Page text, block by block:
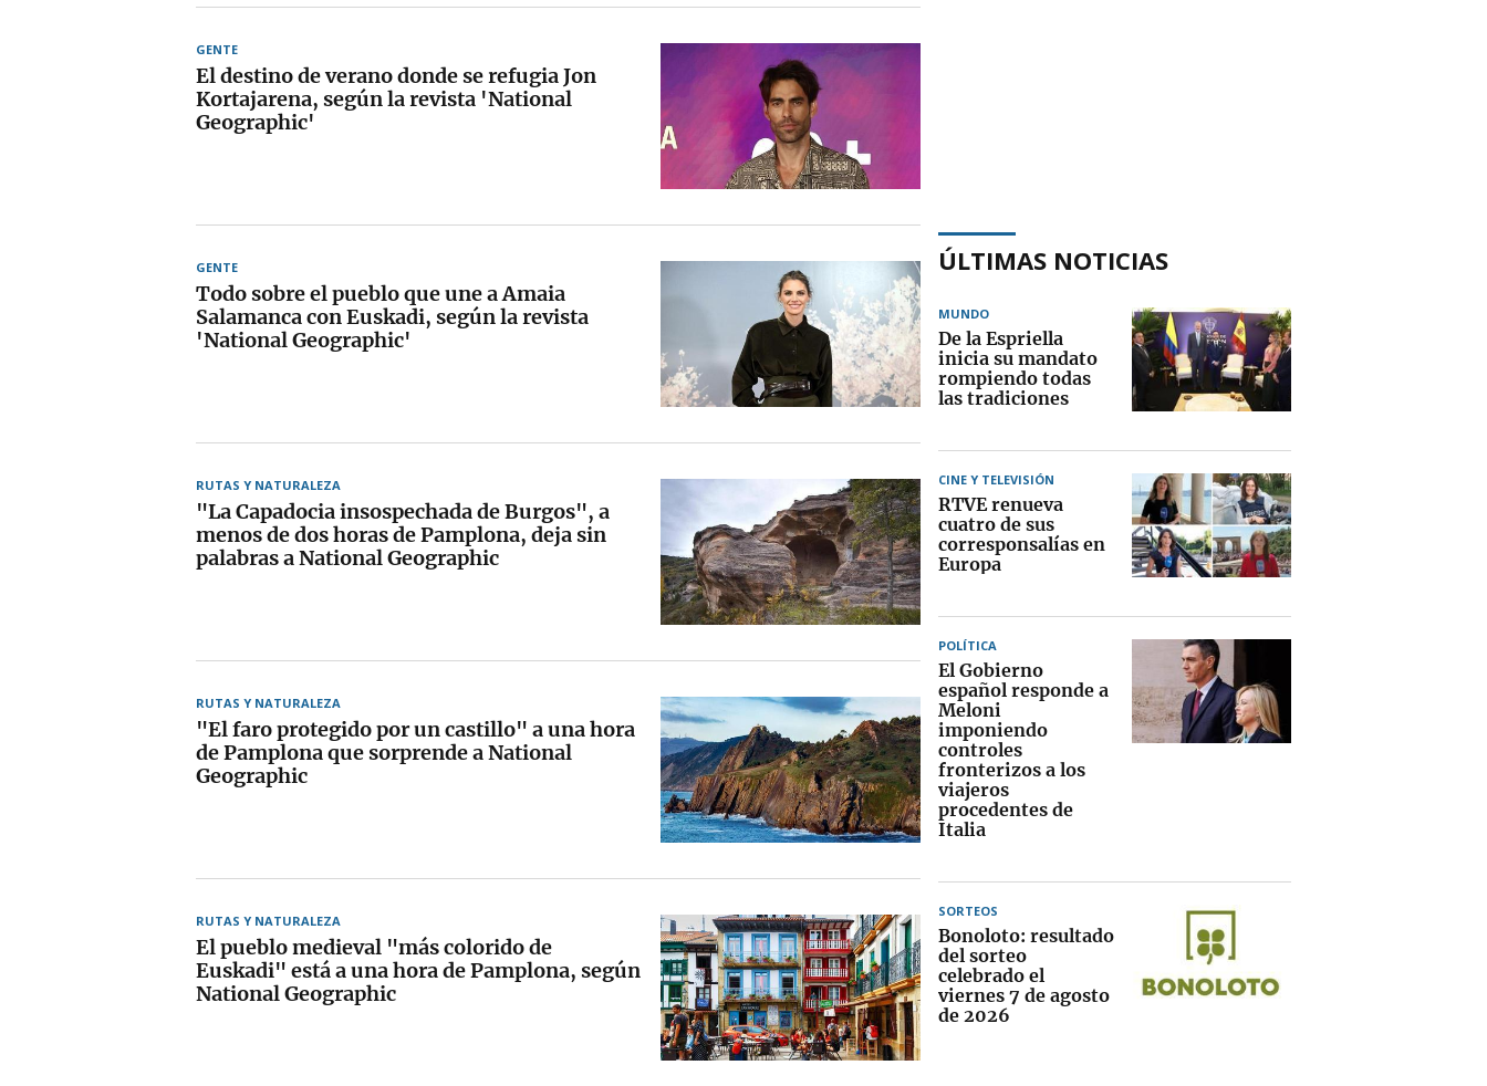
GENTE
El destino de verano donde se refugia Jon
Kortajarena, según la revista 'National
Geographic'
GENTE
Todo sobre el pueblo que une a Amaia
Salamanca con Euskadi, según la revista
'National Geographic'
RUTAS Y NATURALEZA
"La Capadocia insospechada de Burgos", a
menos de dos horas de Pamplona, deja sin
palabras a National Geographic
RUTAS Y NATURALEZA
"El faro protegido por un castillo" a una hora
de Pamplona que sorprende a National
Geographic
RUTAS Y NATURALEZA
El pueblo medieval "más colorido de
Euskadi" está a una hora de Pamplona, según
National Geographic
ÚLTIMAS NOTICIAS
MUNDO
De la Espriella
inicia su mandato
rompiendo todas
las tradiciones
CINE Y TELEVISIÓN
RTVE renueva
cuatro de sus
corresponsalías en
Europa
POLÍTICA
El Gobierno
español responde a
Meloni
imponiendo
controles
fronterizos a los
viajeros
procedentes de
Italia
SORTEOS
Bonoloto: resultado
del sorteo
celebrado el
viernes 7 de agosto
de 2026